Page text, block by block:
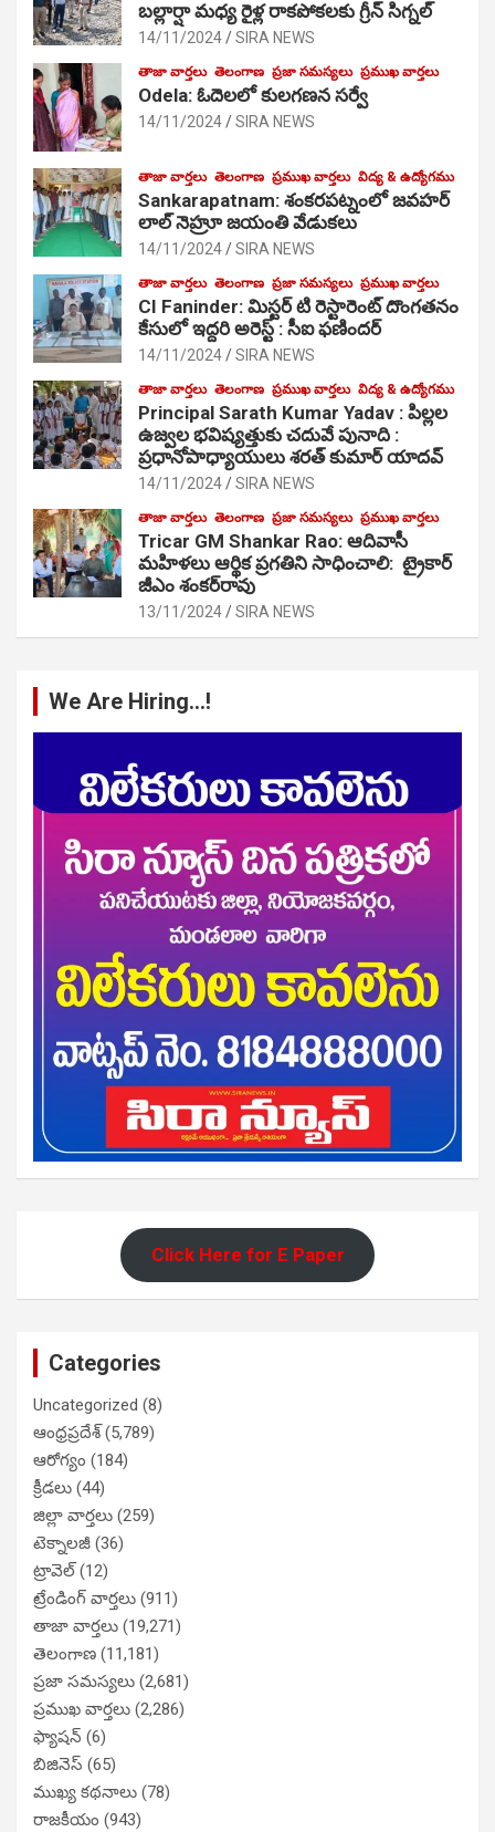
బల్లార్షా మధ్య రైళ్ల రాకపోకలకు గ్రీన్ సిగ్నల్
14/11/2024 SIRA NEWS
తాజా వార్తలు తెలంగాణ ప్రజా సమస్యలు ప్రముఖ వార్తలు
Odela: ఓదెలలో కులగణన సర్వే
14/11/2024 SIRA NEWS
తాజా వార్తలు తెలంగాణ ప్రముఖ వార్తలు విద్య & ఉద్యోగము
Sankarapatnam: శంకరపట్నంలో జవహర్
లాల్ నెహ్రూ జయంతి వేడుకలు
14/11/2024 SIRA NEWS
తాజా వార్తలు తెలంగాణ ప్రజా సమస్యలు ప్రముఖ వార్తలు
CI Faninder: మిస్టర్ టి రెస్టారెంట్ దొంగతనం
కేసులో ఇద్దరి అరెస్ట్ : సీఐ ఫణిందర్
14/11/2024 SIRA NEWS
తాజా వార్తలు తెలంగాణ ప్రముఖ వార్తలు విద్య & ఉద్యోగము
Principal Sarath Kumar Yadav : పిల్లల
ఉజ్వల భవిష్యత్తుకు చదువే పునాది :
ప్రధానోపాధ్యాయులు శరత్ కుమార్ యాదవ్
14/11/2024 SIRA NEWS
తాజా వార్తలు తెలంగాణ ప్రజా సమస్యలు ప్రముఖ వార్తలు
Tricar GM Shankar Rao: ఆదివాసీ
మహిళలు ఆర్థిక ప్రగతిని సాధించాలి: ట్రైకార్
జీఎం శంకర్‌రావు
13/11/2024 SIRA NEWS
We Are Hiring…!
Click Here for E Paper
Categories
Uncategorized (8)
ఆంధ్రప్రదేశ్(5,789)
ఆరోగ్యం (184)
క్రీడలు (44)
జిల్లా వార్తలు (259)
టెక్నాలజీ (36)
ట్రావెల్(12)
ట్రేండింగ్ వార్తలు (911)
తాజా వార్తలు (19,271)
తెలంగాణ (11,181)
ప్రజా సమస్యలు (2,681)
ప్రముఖ వార్తలు (2,286)
ఫ్యాషన్ (6)
బిజినెస్ (65)
ముఖ్య కథనాలు (78)
రాజకీయం (943)